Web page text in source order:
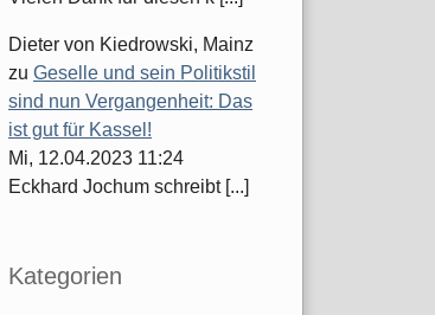
Dieter von Kiedrowski, Mainz
zu Geselle und sein Politikstil
sind nun Vergangenheit: Das
ist gut für Kassel!
Mi, 12.04.2023 11:24
Eckhard Jochum schreibt [...]
Kategorien